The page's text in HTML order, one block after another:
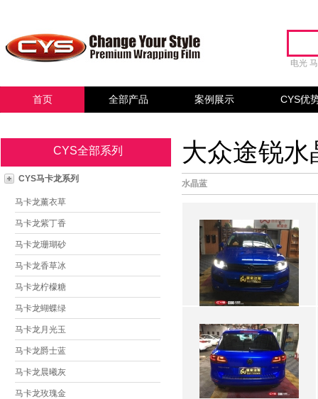
电光
首页 全部产品 案例展示 CYS优
CYS全部系列
CYS马卡龙系列
马卡龙薰衣草
马卡龙紫丁香
马卡龙珊瑚砂
马卡龙香草冰
马卡龙柠檬糖
马卡龙蝴蝶绿
马卡龙月光玉
马卡龙爵士蓝
马卡龙晨曦灰
马卡龙玫瑰金
大众途锐水
水晶蓝